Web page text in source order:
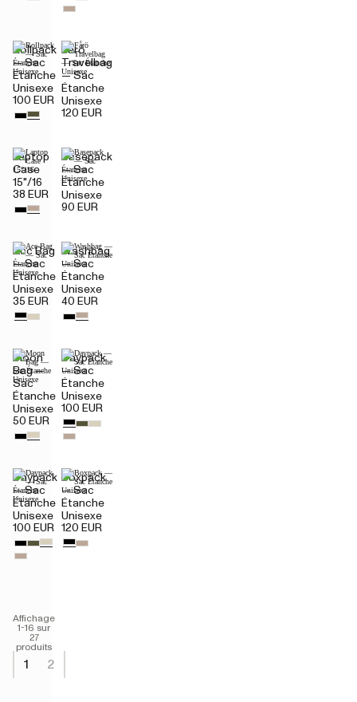
Rollpack
— Sac
Étanche
Unisexe
100 EUR
Fårö
Travelbag
— Sac
Étanche
Unisexe
120 EUR
Laptop
Case
15"/16
38 EUR
Basepack
— Sac
Étanche
Unisexe
90 EUR
Acc Bag
— Sac
Étanche
Unisexe
35 EUR
Washbag
— Sac
Étanche
Unisexe
40 EUR
Moon
Bag —
Sac
Étanche
Unisexe
50 EUR
Daypack
— Sac
Étanche
Unisexe
100 EUR
Daypack
— Sac
Étanche
Unisexe
100 EUR
Boxpack
— Sac
Étanche
Unisexe
120 EUR
Affichage
1-16 sur
27
produits
1 2